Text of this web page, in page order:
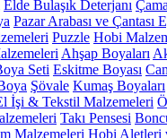
Elde Bulaşık Deterjanı
Pazar Arabası ve Çantası
Puzzle Hobi
Ahşap Boyaları
Seti Eskitme Boyası
Şövale Kumaş Boyaları
İşi & Tekstil Malzemeleri
Takı Pensesi
Malzemeleri Hobi Aletleri